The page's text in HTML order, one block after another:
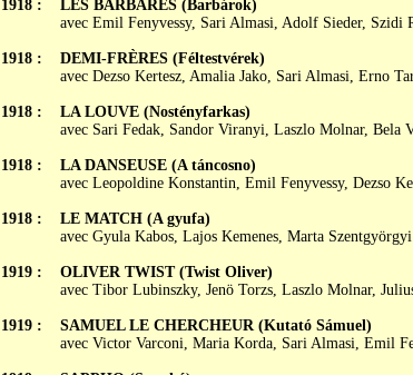
1918 :
1918 :
1918 :
1918 :
1918 :
1919 :
1919 :
LES BARBARES (Barbárok)
avec Emil Fenyvessy, Sari Almasi, Adolf Sieder, Szidi
DEMI-FRÈRES (Féltestvérek)
avec Dezso Kertesz, Amalia Jako, Sari Almasi, Erno
LA LOUVE (Nostényfarkas)
avec Sari Fedak, Sandor Viranyi, Laszlo Molnar, Bela
LA DANSEUSE (A táncosno)
avec Leopoldine Konstantin, Emil Fenyvessy, Dezso
LE MATCH (A gyufa)
avec Gyula Kabos, Lajos Kemenes, Marta Szentgyörgyi
OLIVER TWIST (Twist Oliver)
avec Tibor Lubinszky, Jenö Torzs, Laszlo Molnar,
SAMUEL LE CHERCHEUR (Kutató Sámuel)
avec Victor Varconi, Maria Korda, Sari Almasi, Emil